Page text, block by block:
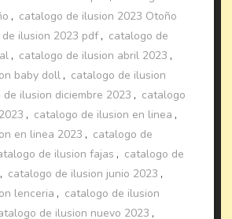
, catalogo de ilusion 2023 Otoño
ilusion 2023 pdf , catalogo de
, catalogo de ilusion abril 2023 ,
baby doll , catalogo de ilusion
ilusion diciembre 2023 , catalogo
, catalogo de ilusion en linea ,
en linea 2023 , catalogo de
de ilusion fajas , catalogo de
, catalogo de ilusion junio 2023 ,
lenceria , catalogo de ilusion
de ilusion nuevo 2023 ,